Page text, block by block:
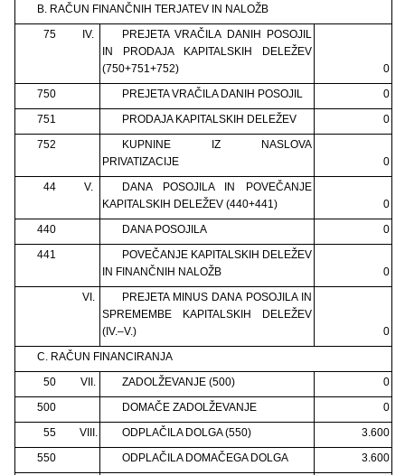
B. RAČUN FINANČNIH TERJATEV IN NALOŽB
75
IV.
PREJETA VRAČILA DANIH POSOJIL
IN PRODAJA KAPITALSKIH DELEŽEV
(750+751+752)
0
750
PREJETA VRAČILA DANIH POSOJIL
0
751
PRODAJA KAPITALSKIH DELEŽEV
0
752
KUPNINE IZ NASLOVA
PRIVATIZACIJE
0
44
V.
DANA POSOJILA IN POVEČANJE
KAPITALSKIH DELEŽEV (440+441)
0
440
DANA POSOJILA
0
441
POVEČANJE KAPITALSKIH DELEŽEV
IN FINANČNIH NALOŽB
0
VI.
PREJETA MINUS DANA POSOJILA IN
SPREMEMBE KAPITALSKIH DELEŽEV
(IV.–V.)
0
C. RAČUN FINANCIRANJA
50
VII. ZADOLŽEVANJE (500)
0
500
DOMAČE ZADOLŽEVANJE
0
55
VIII. ODPLAČILA DOLGA (550)
3.600
550
ODPLAČILA DOMAČEGA DOLGA
3.600